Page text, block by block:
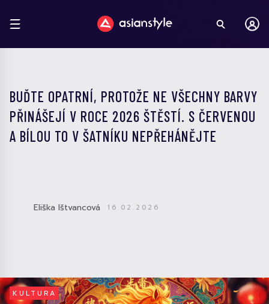
BUĎTE OPATRNÍ, PROTOŽE NE VŠECHNY BARVY
PŘINÁŠEJÍ V ROCE 2026 ŠTĚSTÍ. S ČERVENOU
A BÍLOU TO V ŠATNÍKU NEPŘEHÁNĚJTE
Eliška Ištvancová 16.02.2026
KULTURA